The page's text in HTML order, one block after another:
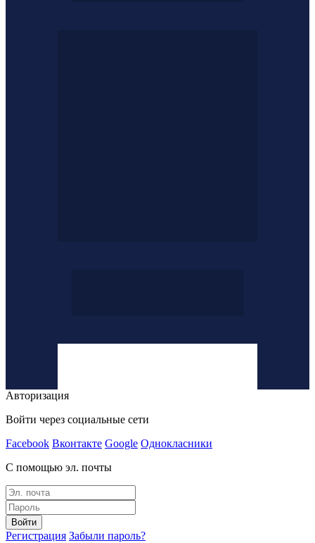
Авторизация
Войти через социальные сети
Facebook Вконтакте Google Однокласники
С помощью эл. почты
Войти
Регистрация Забыли пароль?